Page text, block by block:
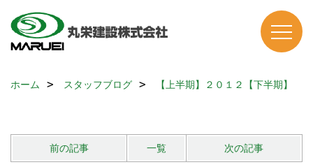
ホーム スタッフブログ 【上半期】２０１２【下半期】
前の記事 一覧 次の記事